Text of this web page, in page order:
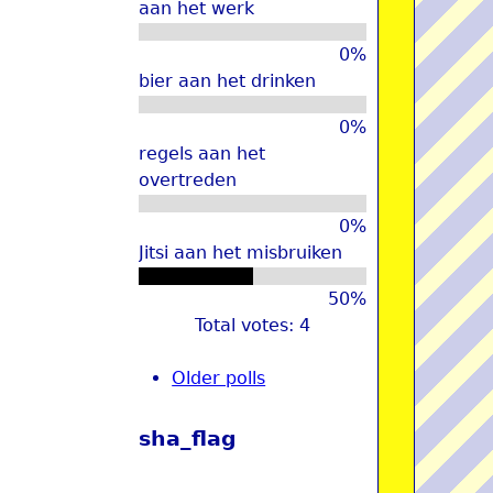
aan het werk
0%
bier aan het drinken
0%
regels aan het
overtreden
0%
Jitsi aan het misbruiken
50%
Total votes: 4
Older polls
sha_flag